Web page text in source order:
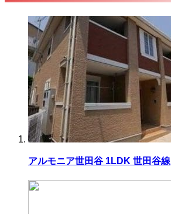
アルモニア世田谷 1LDK 世田谷線